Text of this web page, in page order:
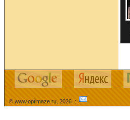
© www.optimaze.ru, 2026 .:.